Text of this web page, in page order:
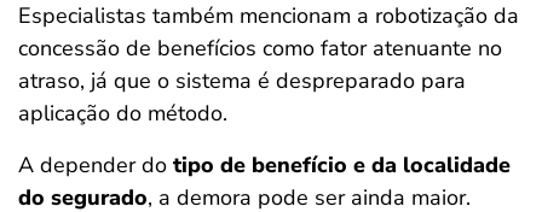
Especialistas também mencionam a robotização da
concessão de benefícios como fator atenuante no
atraso, já que o sistema é despreparado para
aplicação do método.
A depender do tipo de benefício e da localidade
do segurado, a demora pode ser ainda maior.